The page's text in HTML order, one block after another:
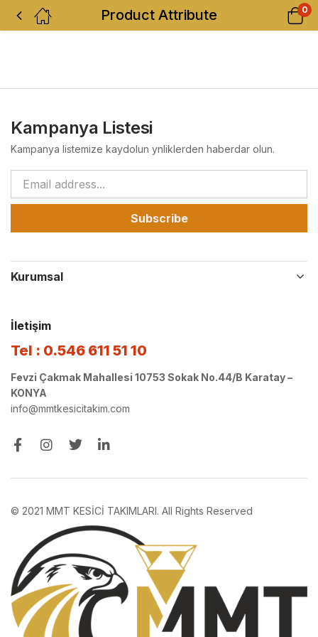
Product Attribute 0
Kampanya Listesi
Kampanya listemize kaydolun ynliklerden haberdar olun.
Subscribe
Kurumsal
İletişim
Tel : 0.546 611 51 10
Fevzi Çakmak Mahallesi 10753 Sokak No.44/B Karatay –
KONYA
info@mmtkesicitakim.com
© 2021 MMT KESİCİ TAKIMLARI. All Rights Reserved